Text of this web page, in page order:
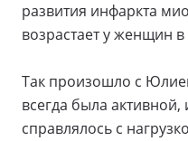
развития инфаркта
возрастает у женщин
Так произошло с
всегда была
справлялось с